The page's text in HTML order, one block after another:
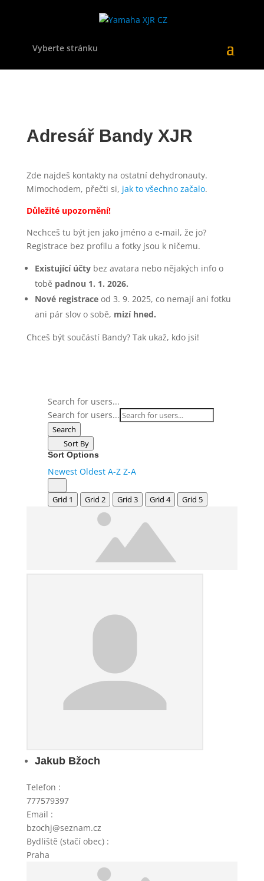
Vyberte stránku
Adresář Bandy XJR
Zde najdeš kontakty na ostatní dehydronauty.
Mimochodem, přečti si, jak to všechno začalo.
Důležité upozornění!
Nechceš tu být jen jako jméno a e-mail, že jo?
Registrace bez profilu a fotky jsou k ničemu.
Existující účtybez avatara nebo nějakých info o
tobě padnou 1. 1. 2026.
Nové registraceod 3. 9. 2025, co nemají ani fotku
ani pár slov o sobě, mizí hned.
Chceš být součástí Bandy? Tak ukaž, kdo jsi!
Search for users...
Search for users...
Search
Sort By
Sort Options
Newest Oldest A-Z Z-A
Grid 1 Grid 2 Grid 3 Grid 4 Grid 5
Jakub Bžoch
Telefon :
777579397
Email :
bzochj@seznam.cz
Bydliště (stačí obec) :
Praha